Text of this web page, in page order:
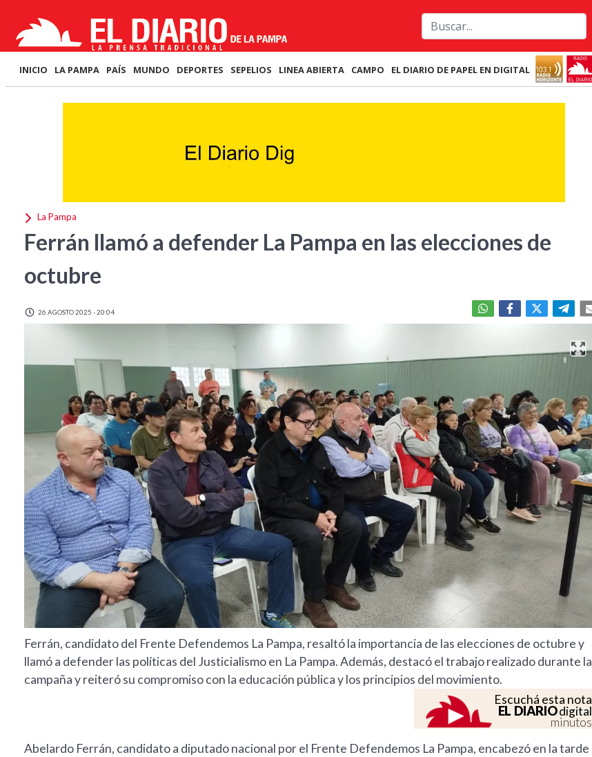
INICIO LA PAMPA PAÍS MUNDO DEPORTES SEPELIOS LINEA ABIERTA CAMPO EL DIARIO DE PAPEL EN DIGITAL
La Pampa
Ferrán llamó a defender La Pampa en las elecciones de
octubre
26 AGOSTO 2025 - 20:04
Ferrán, candidato del Frente Defendemos La Pampa, resaltó la importancia de las elecciones de octubre y
llamó a defender las políticas del Justicialismo en La Pampa. Además, destacó el trabajo realizado durante la
campaña y reiteró su compromiso con la educación pública y los principios del movimiento.
Escuchá esta nota
EL DIARIOdigital
minutos
Abelardo Ferrán, candidato a diputado nacional por el Frente Defendemos La Pampa, encabezó en la tarde